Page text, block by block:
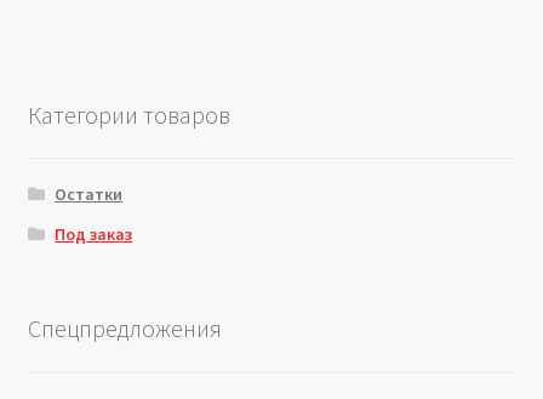
Категории товаров
Остатки
Под заказ
Спецпредложения